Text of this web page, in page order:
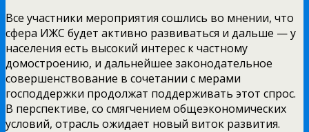
Все участники мероприятия сошлись во мнении, что
сфера ИЖС будет активно развиваться и дальше — у
населения есть высокий интерес к частному
домостроению, и дальнейшее законодательное
совершенствование в сочетании с мерами
господдержки продолжат поддерживать этот спрос.
В перспективе, со смягчением общеэкономических
условий, отрасль ожидает новый виток развития.